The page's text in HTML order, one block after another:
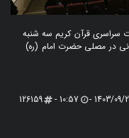
سراسری قرآن کریم سه شنبه
استانی در مصلی حضرت امام (ره)
1403/09/
10:57 -
126159